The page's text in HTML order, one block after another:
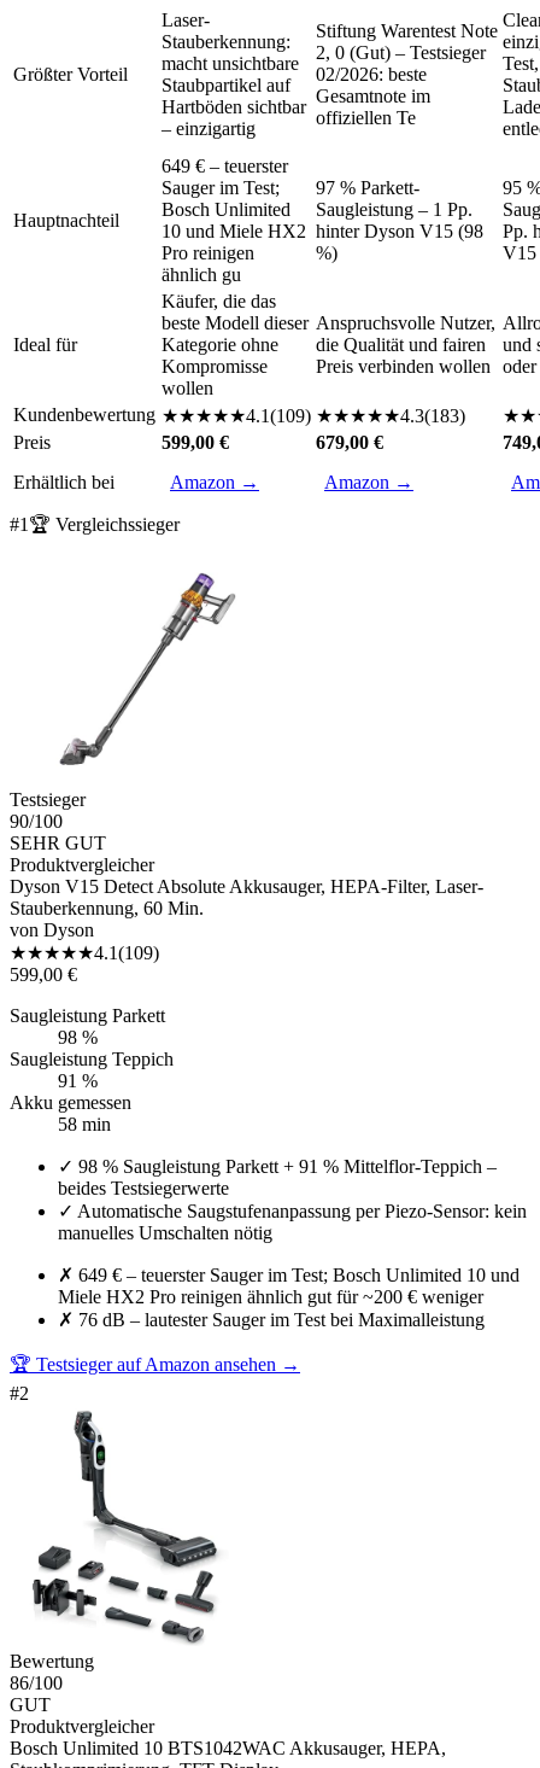
Größter Vorteil
Laser-
Stauberkennung:
macht unsichtbare
Staubpartikel auf
Hartböden sichtbar
– einzigartig
Stiftung Warentest Note
2, 0 (Gut) – Testsieger
02/2026: beste
Gesamtnote im
offiziellen Te
Hauptnachteil
649 € – teuerster
Sauger im Test;
Bosch Unlimited
10 und Miele HX2
Pro reinigen
ähnlich gu
97 % Parkett-
Saugleistung – 1 Pp.
hinter Dyson V15 (98
%)
95
Pp.
V15
Ideal für
Käufer, die das
beste Modell dieser
Kategorie ohne
Kompromisse
wollen
Anspruchsvolle Nutzer,
die Qualität und fairen
Preis verbinden wollen
und
Kundenbewertung ★★★★★4.1(109) ★★★★★4.3(183) ★★
Preis
599,00 € 679,00 €
Erhältlich bei
Amazon → Amazon →
#1 🏆 Vergleichssieger
Testsieger
90/100
SEHR GUT
Produktvergleicher
Dyson V15 Detect Absolute Akkusauger, HEPA-Filter, Laser-
Stauberkennung, 60 Min.
von Dyson
★★★★★4.1(109)
599,00 €
Saugleistung Parkett
98 %
Saugleistung Teppich
91 %
Akku gemessen
58 min
✓ 98 % Saugleistung Parkett + 91 % Mittelflor-Teppich –
beides Testsiegerwerte
✓ Automatische Saugstufenanpassung per Piezo-Sensor: kein
manuelles Umschalten nötig
✗ 649 € – teuerster Sauger im Test; Bosch Unlimited 10 und
Miele HX2 Pro reinigen ähnlich gut für ~200 € weniger
✗ 76 dB – lautester Sauger im Test bei Maximalleistung
🏆 Testsieger auf Amazon ansehen →
#2
Bewertung
86/100
GUT
Produktvergleicher
Bosch Unlimited 10 BTS1042WAC Akkusauger, HEPA,